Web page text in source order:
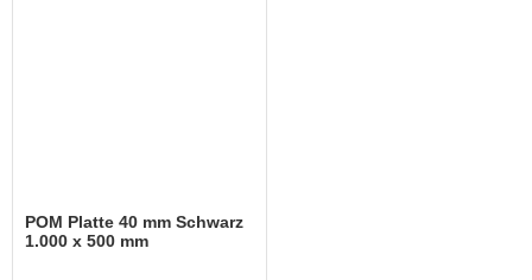
POM Platte 40 mm Schwarz
1.000 x 500 mm